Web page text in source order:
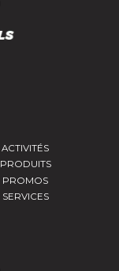
ACTIVITÉS
PRODUITS
PROMOS
SERVICES